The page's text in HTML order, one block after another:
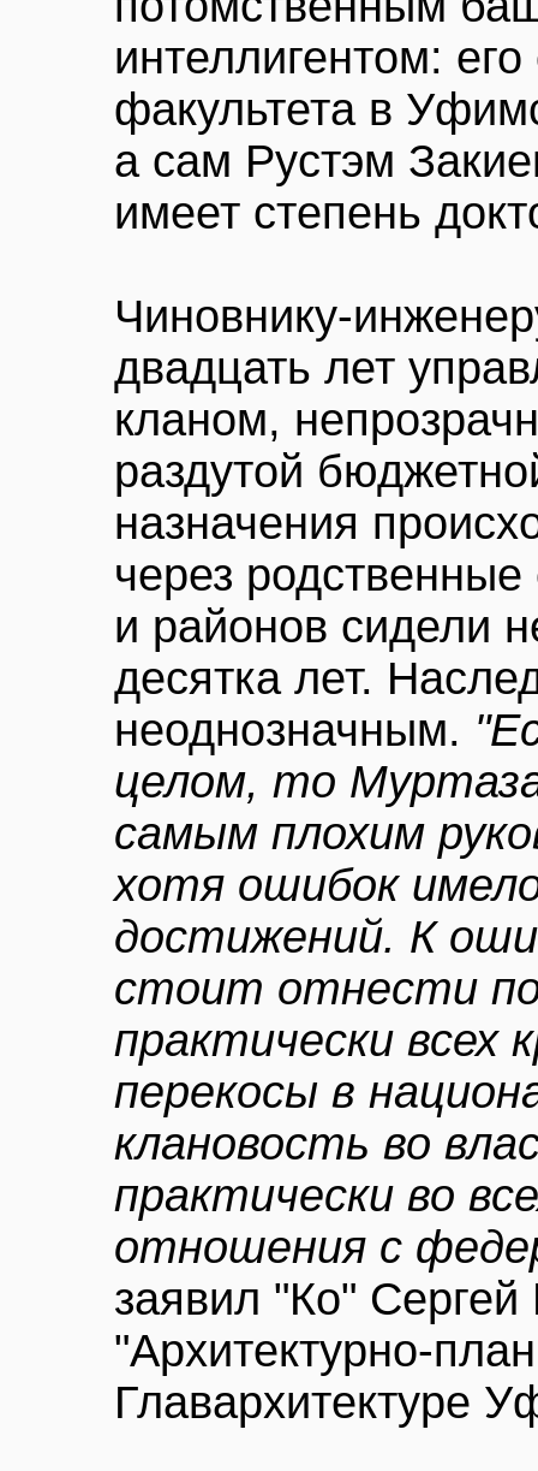
интеллигентом:
факультета в
а сам Рустэм
имеет степень
Чиновнику-
двадцать лет
кланом,
раздутой
назначения
через
и районов сидели
десятка лет.
неоднозначным.
целом, то
самым плохим
хотя ошибок
достижений. К
стоит отнести
практически всех
перекосы в
клановость во
практически во
отношения с
заявил "Ко"
"Архитектурно-
Главархитектуре